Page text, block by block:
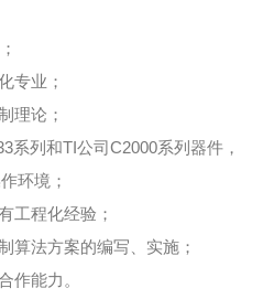
专业；
理论；
系列和TI公司C2000系列器件，
环境；
工程化经验；
算法方案的编写、实施；
作能力。